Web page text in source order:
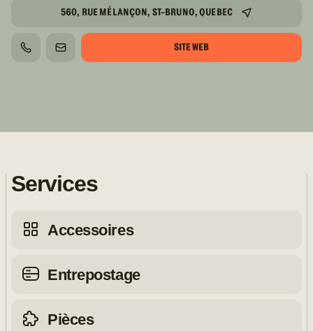
560, RUE MÉLANÇON, ST-BRUNO, QUEBEC
TÉLÉPHONECOURRIEL SITE WEB
Services
Accessoires
Entrepostage
Pièces